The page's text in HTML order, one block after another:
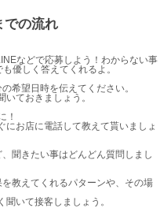
での流れ
などで応募しよう！ わからない事
優しく答えてくれるよ。
希望日時を伝えてください。
ておきましょう。
！
お店に電話して教えて貰いましょ
聞きたい事はどんどん質問しまし
教えてくれるパターンや、その場
いて接客しましょう。